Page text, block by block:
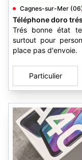
Cagnes-sur-Mer
Téléphone doro
Trés bonne état
surtout pour
place pas d'envoie.
Particulier